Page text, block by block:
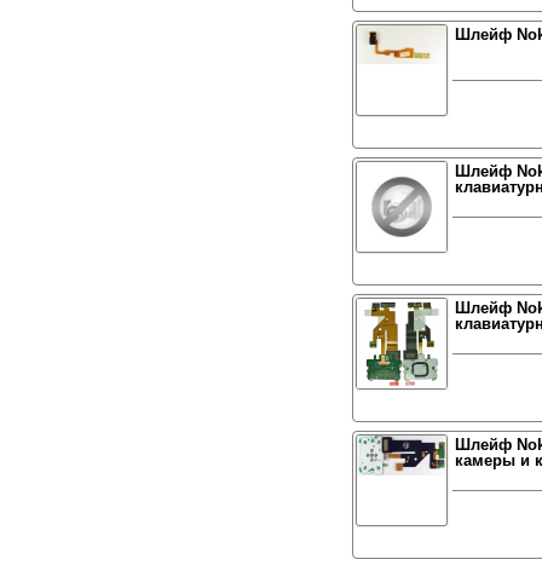
Шлейф
Шлейф
Шлейф
Шлейф
камеры и